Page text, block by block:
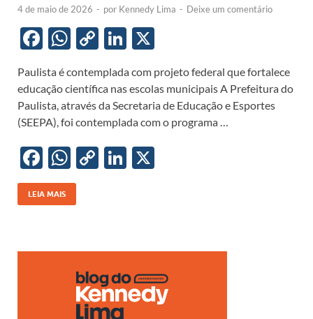
4 de maio de 2026 - por Kennedy Lima - Deixe um comentário
F
e
b
o
o
k
W
at
s
A
p
p
C
p
y
Li
n
k
Li
k
e
dI
n
Paulista é contemplada com projeto federal que fortalece
educação científica nas escolas municipais A Prefeitura do
Paulista, através da Secretaria de Educação e Esportes
(SEEPA), foi contemplada com o programa …
F
ac
e
o
W
h
at
A
p
p
C
Li
n
k
Li
dI
n
LEIA MAIS